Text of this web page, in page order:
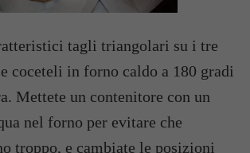
tagli triangolari su i tre
coceteli in forno caldo a 180 gradi
Mettete un contenitore con un
nel forno per evitare che
troppo, e cambiate le posizioni